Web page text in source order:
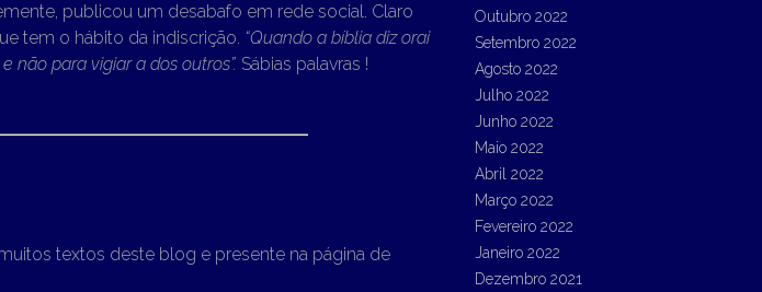
publicou um desabafo em rede social. Claro
tem o hábito da indiscrição. “Quando a bíblia diz orai
não para vigiar a dos outros”. Sábias palavras !
textos deste blog e presente na página de
Outubro 2022
Setembro 2022
Agosto 2022
Julho 2022
Junho 2022
Maio 2022
Abril 2022
Março 2022
Fevereiro 2022
Janeiro 2022
Dezembro 2021